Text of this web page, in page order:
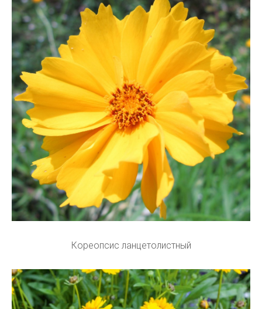
Кореопсис ланцетолистный